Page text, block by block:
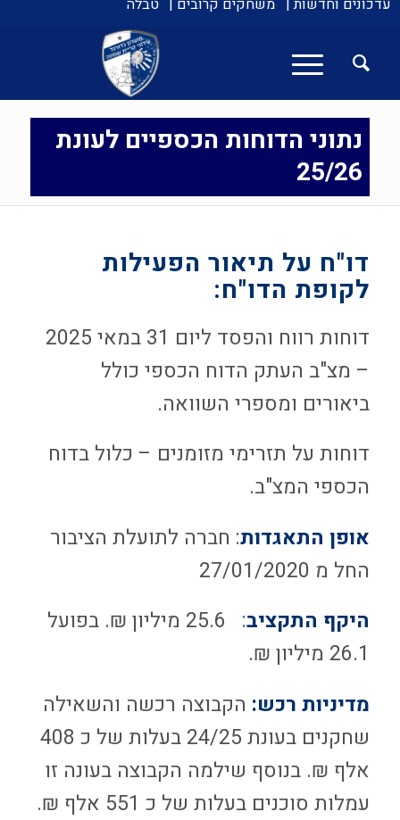
עדכונים וחדשות | משחקים קרובים | טבלה
נתוני הדוחות הכספיים לעונת
25/26
דו"ח על תיאור הפעילות
לקופת הדו"ח:
דוחות רווח והפסד ליום 31 במאי 2025
– מצ"ב העתק הדוח הכספי כולל
ביאורים ומספרי השוואה.
דוחות על תזרימי מזומנים – כלול בדוח
הכספי המצ"ב.
אופן התאגדות: חברה לתועלת הציבור
החל מ 27/01/2020
היקף התקציב
: 25.6 מיליון ₪. בפועל
26.1 מיליון ₪.
מדיניות רכש: הקבוצה רכשה והשאילה
שחקנים בעונת 24/25 בעלות של כ 408
אלף ₪. בנוסף שילמה הקבוצה בעונה זו
עמלות סוכנים בעלות של כ 551 אלף ₪.